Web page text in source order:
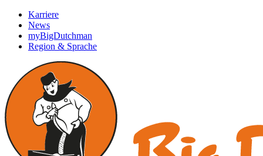
Karriere
News
myBigDutchman
Region & Sprache